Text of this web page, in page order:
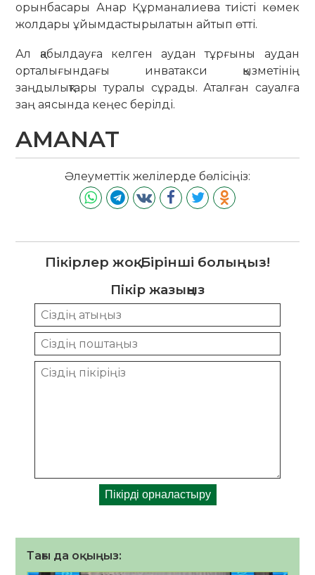
орынбасары Анар Құрманалиева тиісті көмек
жолдары ұйымдастырылатын айтып өтті.
Ал қабылдауға келген аудан тұрғыны аудан
орталығындағы инватакси қызметінің
заңдылықтары туралы сұрады. Аталған сауалға
заң аясында кеңес берілді.
AMANAT
Әлеуметтік желілерде бөлісіңіз:
Пікірлер жоқ. Бірінші болыңыз!
Пікір жазыңыз
Тағы да оқыңыз: